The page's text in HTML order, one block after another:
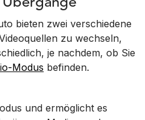
bieten zwei verschiedene
zu wechseln,
je nachdem, ob Sie
Modus befinden.
und ermöglicht es